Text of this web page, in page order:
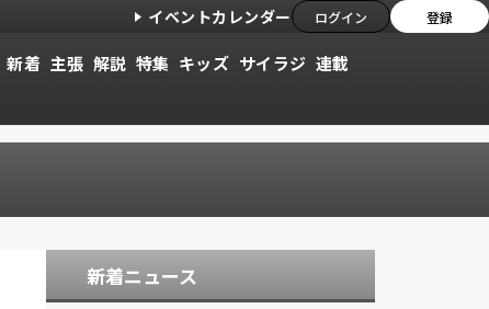
イベントカレンダー ログイン 登録
新着 主張 解説 特集 キッズ サイラジ 連載
新着ニュース